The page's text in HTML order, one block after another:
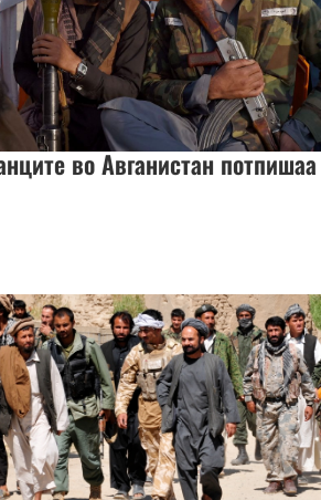
во Авганистан потпишаа